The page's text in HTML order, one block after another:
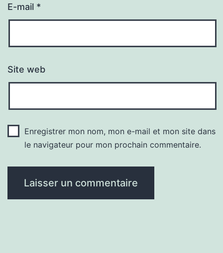
E-mail *
Site web
Enregistrer mon nom, mon e-mail et mon site dans
le navigateur pour mon prochain commentaire.